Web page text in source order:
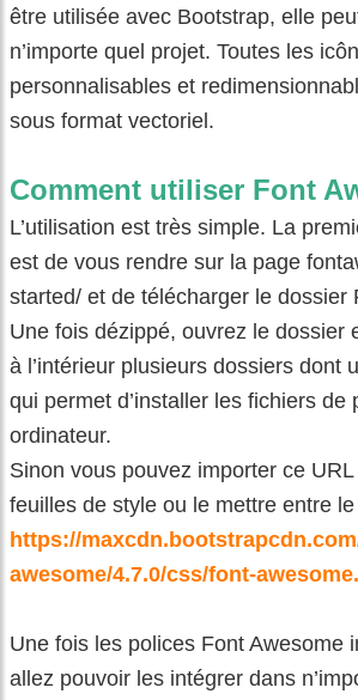
être utilisée avec Bootstrap, elle
n’importe quel projet. Toutes les
personnalisables et
sous format vectoriel.
Comment utiliser Font
L’utilisation est très simple. La
est de vous rendre sur la page
started/ et de télécharger le dossier
Une fois dézippé, ouvrez le dossier
à l’intérieur plusieurs dossiers dont
qui permet d’installer les fichiers de
ordinateur.
Sinon vous pouvez importer ce
feuilles de style ou le mettre entre le
https://
awesome/4.7.0/css/font-
Une fois les polices Font Awesome
allez pouvoir les intégrer dans